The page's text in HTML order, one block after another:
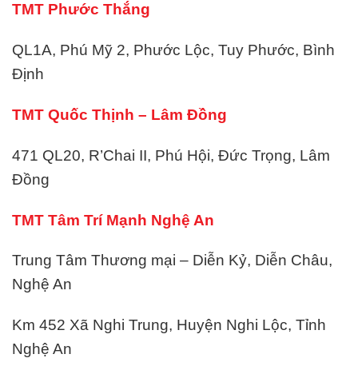
TMT Phước Thắng
QL1A, Phú Mỹ 2, Phước Lộc, Tuy Phước, Bình
Định
TMT Quốc Thịnh – Lâm Đồng
471 QL20, R’Chai II, Phú Hội, Đức Trọng, Lâm
Đồng
TMT Tâm Trí Mạnh Nghệ An
Trung Tâm Thương mại – Diễn Kỷ, Diễn Châu,
Nghệ An
Km 452 Xã Nghi Trung, Huyện Nghi Lộc, Tỉnh
Nghệ An